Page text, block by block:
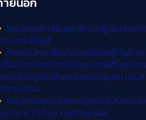
โครงการส่งเสริมและพัฒนาผู้ประกอบกา
ย. มทร.ธัญบุรี
กิจกรรมการเชื่อมโยงเครือข่ายผู้ให้บริการ
รื่องจักรกลทางการเกษตร ภายใต้โครงกา
ารรแปรรูปสินค้าเกษตรระดับชุมชน กรม
สาหกรรม
โครงการยกระดับเศรษฐกิจและสังคมรา
ณาการ (1 ตำบล 1 มหาวิทยาลัย)